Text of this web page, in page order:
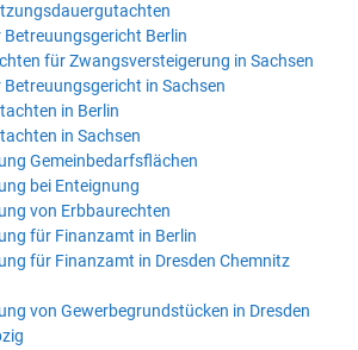
Berlin
für Zwangsversteigerung in Sachsen
in Sachsen
in Berlin
in Sachsen
Gemeinbedarfsflächen
bei Enteignung
von Erbbaurechten
für Finanzamt in Berlin
für Finanzamt in Dresden Chemnitz
von Gewerbegrundstücken in Dresden